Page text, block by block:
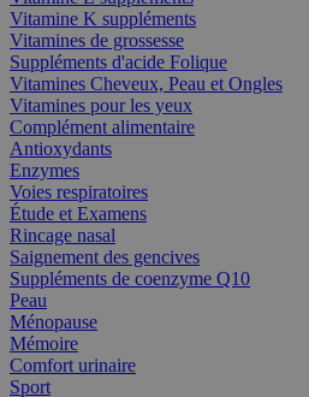
Vitamine K suppléments
Vitamines de grossesse
Suppléments d'acide Folique
Vitamines Cheveux, Peau et Ongles
Vitamines pour les yeux
Complément alimentaire
Antioxydants
Enzymes
Voies respiratoires
Étude et Examens
Rincage nasal
Saignement des gencives
Suppléments de coenzyme Q10
Peau
Ménopause
Mémoire
Comfort urinaire
Sport